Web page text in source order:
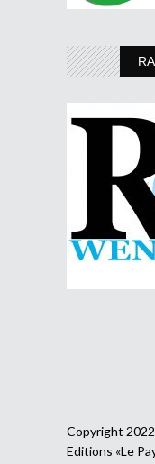
Copyright
Editions «Le